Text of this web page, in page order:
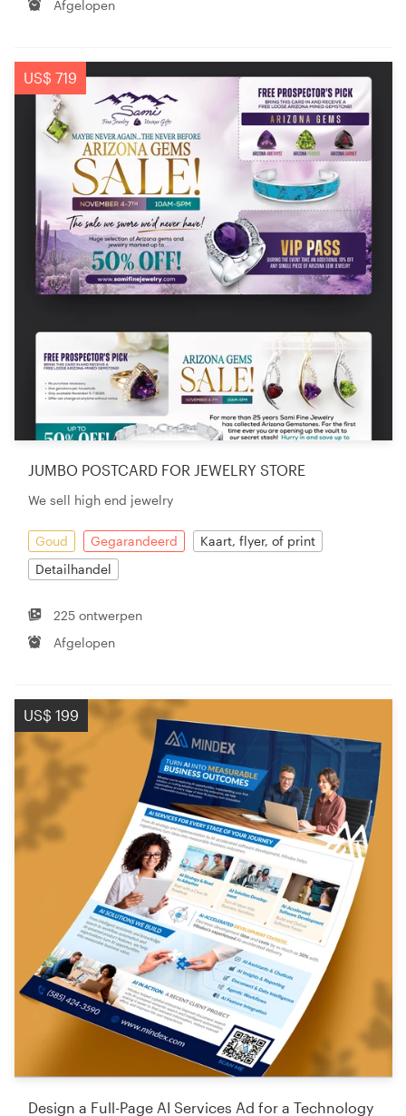
Afgelopen
US$ 719
JUMBO POSTCARD FOR JEWELRY STORE
We sell high end jewelry
Goud Gegarandeerd
Kaart, flyer, of print
Detailhandel
225 ontwerpen
Afgelopen
US$ 199
Design a Full-Page AI Services Ad for a Technology